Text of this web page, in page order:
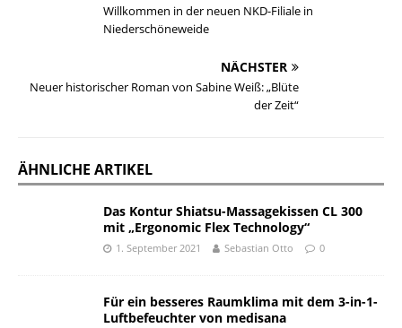
Willkommen in der neuen NKD-Filiale in
Niederschöneweide
NÄCHSTER
Neuer historischer Roman von Sabine Weiß: „Blüte
der Zeit“
ÄHNLICHE ARTIKEL
Das Kontur Shiatsu-Massagekissen CL 300
mit „Ergonomic Flex Technology“
1. September 2021 Sebastian Otto 0
Für ein besseres Raumklima mit dem 3-in-1-
Luftbefeuchter von medisana